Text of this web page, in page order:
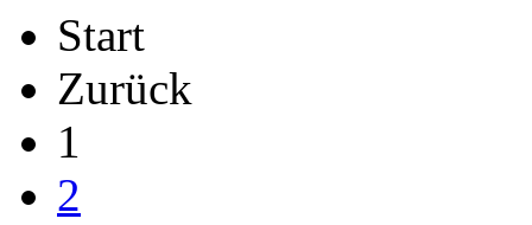
Start
Zurück
1
2